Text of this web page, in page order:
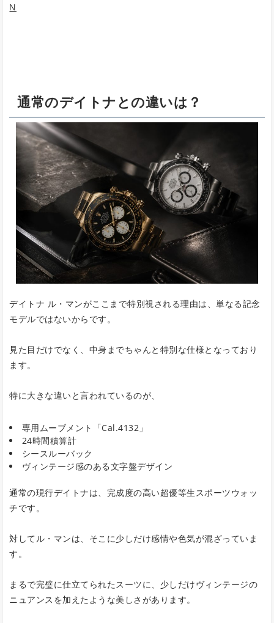
N
通常のデイトナとの違いは？
デイトナ ル・マンがここまで特別視される理由は、単なる記念
モデルではないからです。
見た目だけでなく、中身までちゃんと特別な仕様となっており
ます。
特に大きな違いと言われているのが、
専用ムーブメント「Cal.4132」
24時間積算計
シースルーバック
ヴィンテージ感のある文字盤デザイン
通常の現行デイトナは、完成度の高い超優等生スポーツウォッ
チです。
対してル・マンは、そこに少しだけ感情や色気が混ざっていま
す。
まるで完璧に仕立てられたスーツに、少しだけヴィンテージの
ニュアンスを加えたような美しさがあります。